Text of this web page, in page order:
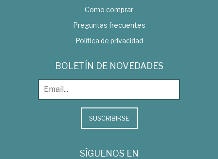
Como comprar
Preguntas frecuentes
Política de privacidad
BOLETÍN DE NOVEDADES
SUSCRIBIRSE
SÍGUENOS EN